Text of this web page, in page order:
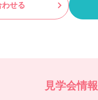
せる
見学会情報